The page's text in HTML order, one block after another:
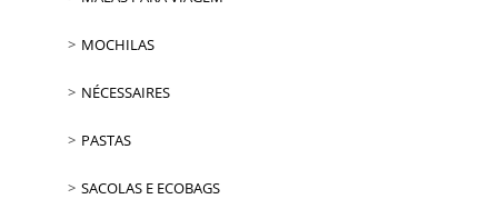
MOCHILAS
NÉCESSAIRES
PASTAS
SACOLAS E ECOBAGS